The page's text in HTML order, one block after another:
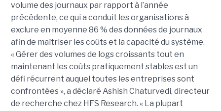
volume des journaux par rapport à l’année
précédente, ce qui a conduit les organisations à
exclure en moyenne 86 % des données de journaux
afin de maîtriser les coûts et la capacité du système.
« Gérer des volumes de logs croissants tout en
maintenant les coûts pratiquement stables est un
défi récurrent auquel toutes les entreprises sont
confrontées », a déclaré Ashish Chaturvedi, directeur
de recherche chez HFS Research. « La plupart